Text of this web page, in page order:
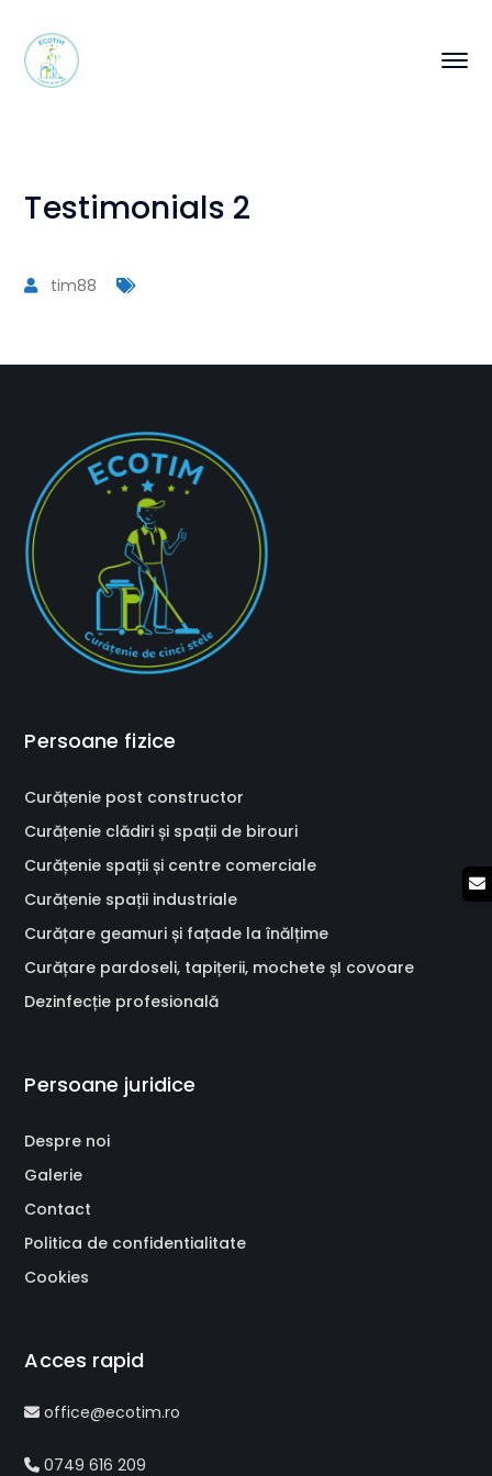
Testimonials 2
tim88
Persoane fizice
Curățenie post constructor
Curățenie clădiri și spații de birouri
Curățenie spații și centre comerciale
Curățenie spații industriale
Curățare geamuri și fațade la înălțime
Curățare pardoseli, tapițerii, mochete șI covoare
Dezinfecție profesională
Persoane juridice
Despre noi
Galerie
Contact
Politica de confidentialitate
Cookies
Acces rapid
office@ecotim.ro
0749 616 209